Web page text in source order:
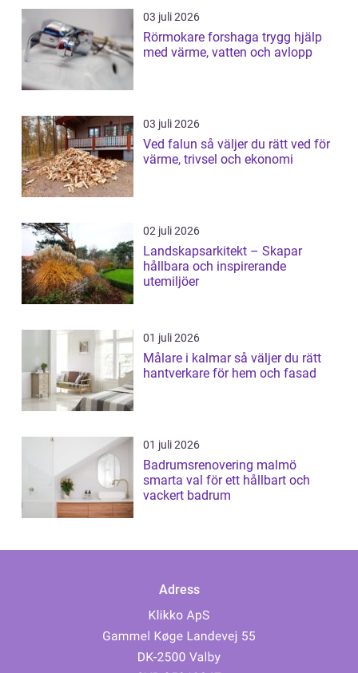
03 juli 2026
Rörmokare forshaga trygg hjälp
med värme, vatten och avlopp
03 juli 2026
Ved falun så väljer du rätt ved för
värme, trivsel och ekonomi
02 juli 2026
Landskapsarkitekt – Skapar
hållbara och inspirerande
utemiljöer
01 juli 2026
Målare i kalmar så väljer du rätt
hantverkare för hem och fasad
01 juli 2026
Badrumsrenovering malmö
smarta val för ett hållbart och
vackert badrum
Adress